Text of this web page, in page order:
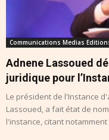
Communications Medias
Adnene Lassoued
juridique pour
Le président de l'Instance
Lassoued, a fait état de
l'instance, citant